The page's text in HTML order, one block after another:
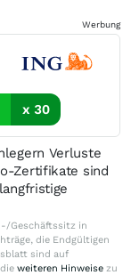
Werbung
x 30
Verluste
Zertifikate sind
Geschäftssitz in
die Endgültigen
sind auf
weiteren Hinweise zu